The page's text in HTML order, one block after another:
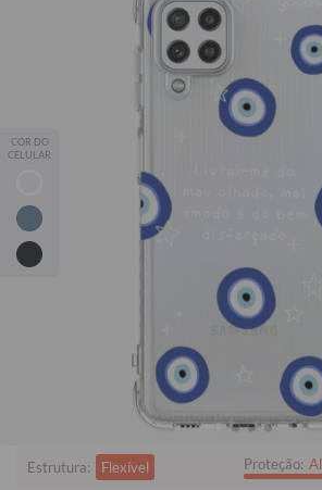
COR DO
CELULAR
💖 Proteção, qualidade e estampas que
📱✨
Leve 2, Pague 1
— adicione 2
desconto é automático.
*Exceto modelos Silicone, Fascino e JOVI
iPhone
Samsung Galaxy M32
Quer checar se está comprando o
Clique aqui!
i Tem dúvidas sobre as
Estrutura: Flexível Proteção: